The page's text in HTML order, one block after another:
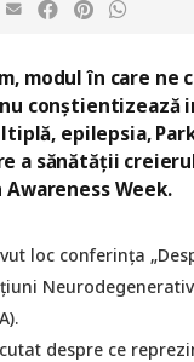
modul în care ne
conștientizează
epilepsia,
a sănătății
Week.
loc conferința
despre ce